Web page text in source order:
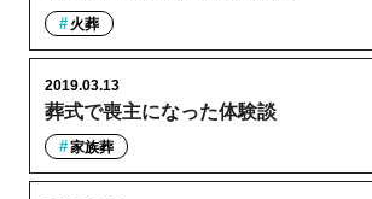
火葬
葬式で喪主になった体験談
2019.03.13
家族葬